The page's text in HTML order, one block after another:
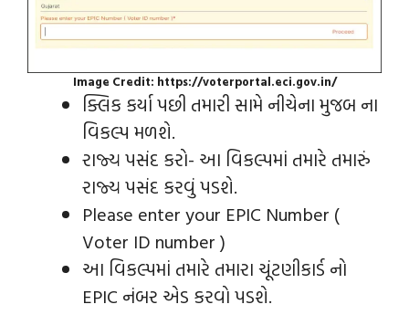
Image Credit: https://voterportal.eci.gov.in/
ક્લિક કર્યા પછી તમારી સામે નીચેના મુજબ ના
વિકલ્પ મળશે.
રાજ્ય પસંદ કરો- આ વિકલ્પમાં તમારે તમારું
રાજ્ય પસંદ કરવું પડશે.
Please enter your EPIC Number (
Voter ID number )
આ વિકલ્પમાં તમારે તમારા ચૂંટણીકાર્ડ નો
EPIC નંબર એડ કરવો પડશે.